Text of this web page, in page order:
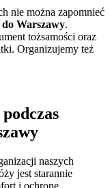
nie można zapomnieć
Warszawy.
tożsamości oraz
Organizujemy też
naszych
jest starannie